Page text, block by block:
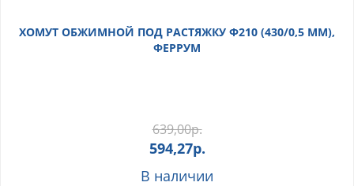
ХОМУТ ОБЖИМНОЙ ПОД РАСТЯЖКУ Ф210 (430/0,5 ММ),
ФЕРРУМ
639,00р.
594,27р.
В наличии